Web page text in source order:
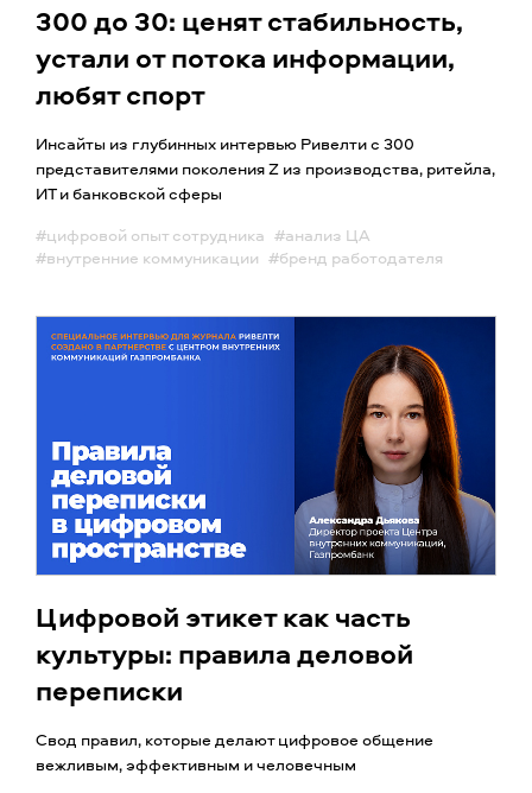
300 до 30: ценят стабильность,
устали от потока информации,
любят спорт
Инсайты из глубинных интервью Ривелти с 300
представителями поколения Z из производства, ритейла,
ИТ и банковской сферы
#цифровой опыт сотрудника #анализ ЦА
#внутренние коммуникации #бренд работодателя
Цифровой этикет как часть
культуры: правила деловой
переписки
Cвод правил, которые делают цифровое общение
вежливым, эффективным и человечным